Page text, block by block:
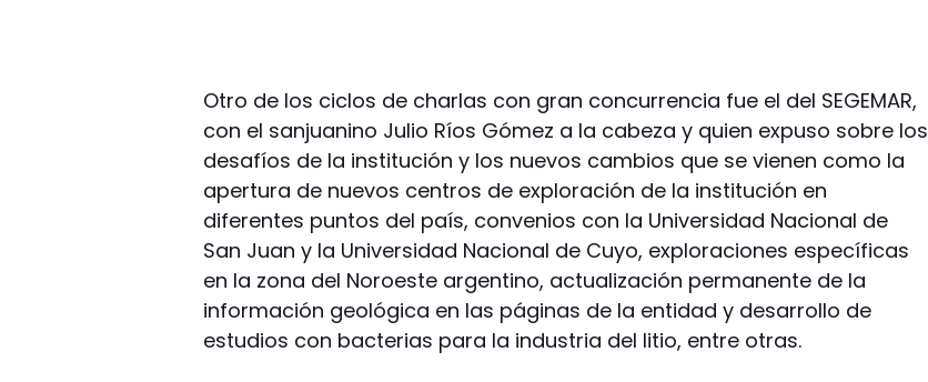
Otro de los ciclos de charlas con gran concurrencia fue el del SEGEMAR,
con el sanjuanino Julio Ríos Gómez a la cabeza y quien expuso sobre los
desafíos de la institución y los nuevos cambios que se vienen como la
apertura de nuevos centros de exploración de la institución en
diferentes puntos del país, convenios con la Universidad Nacional de
San Juan y la Universidad Nacional de Cuyo, exploraciones específicas
en la zona del Noroeste argentino, actualización permanente de la
información geológica en las páginas de la entidad y desarrollo de
estudios con bacterias para la industria del litio, entre otras.